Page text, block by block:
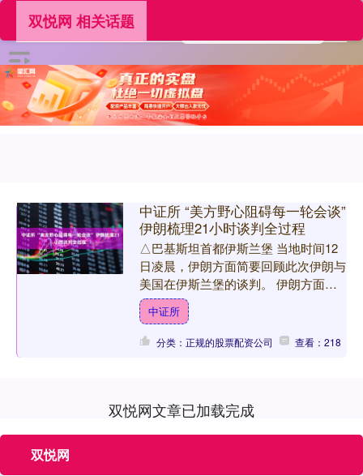
双悦网 相关话题
中证所 “美方野心阻碍每一轮会谈”
伊朗梳理21小时谈判全过程
△巴基斯坦首都伊斯兰堡 当地时间12
日凌晨，伊朗方面简要回顾此次伊朗与
美国在伊斯兰堡的谈判。 伊朗方面总
结称，当地时间10日，伊朗代表团深夜
抵达巴基斯坦后，多次....
中证所
分类：正规的股票配资公司 查看：218
双悦网文章已加载完成
双悦网